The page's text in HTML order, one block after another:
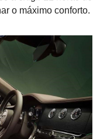
o máximo conforto.